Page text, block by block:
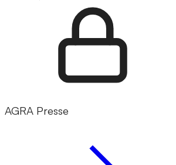
AGRA Presse